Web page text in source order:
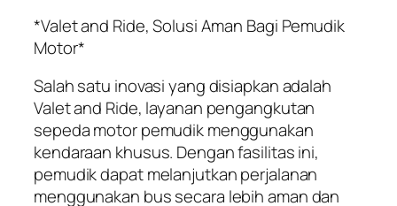
*Valet and Ride, Solusi Aman Bagi Pemudik
Motor*
Salah satu inovasi yang disiapkan adalah
Valet and Ride, layanan pengangkutan
sepeda motor pemudik menggunakan
kendaraan khusus. Dengan fasilitas ini,
pemudik dapat melanjutkan perjalanan
menggunakan bus secara lebih aman dan